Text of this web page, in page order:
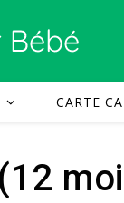
CARTE